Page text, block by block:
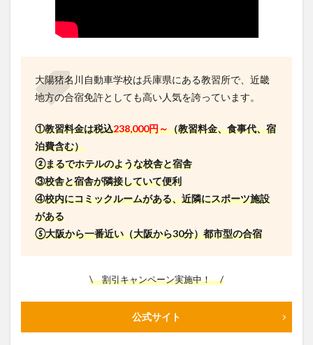
大陽猪名川自動車学校は兵庫県にある教習所で、近畿
地方の合宿免許としても高い人気を誇っています。
①教習料金は税込238,000円～（教習料金、食事代、宿
泊費含む）
②まるでホテルのような校舎と宿舎
③校舎と宿舎が隣接していて便利
④校内にコミックルームがある、近隣にスポーツ施設
がある
⑤大阪から一番近い（大阪から30分）都市型の合宿
\ 割引キャンペーン実施中！ /
公式サイト